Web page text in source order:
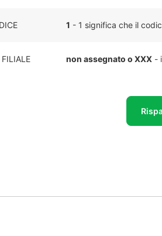
1 - 1 significa che il
non assegnato o XXX -